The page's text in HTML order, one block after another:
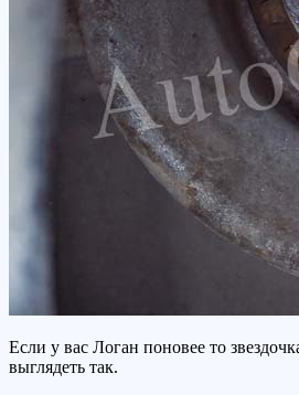
Если у вас Логан поновее то
выглядеть так.